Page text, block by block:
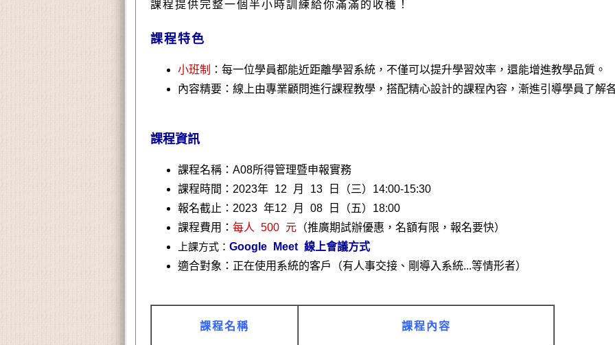
課程提供完整一個半小時訓練給你滿滿的收穫！
課程特色
小班制 ：每一位學員都能近距離學習系統，不僅可以提升學習效率，還能增進教學品質。
內容精要：線上由專業顧問進行課程教學，搭配精心設計的課程內容，漸進引導學員了解
課程資訊
課程名稱：A08所得管理暨申報實務
課程時間：2023年 12 月 13 日（三）14:00-15:30
報名截止：2023 年12 月 08 日（五）18:00
課程費用： 每人 500 元 （推廣期試辦優惠，名額有限，報名要快）
上課方式： Google Meet 線上會議方式
適合對象：正在使用系統的客戶（有人事交接、剛導入系統...等情形者）
課程名稱 課程內容